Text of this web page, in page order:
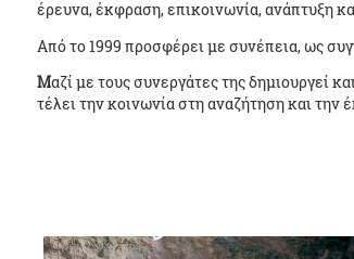
έρευνα, έκφραση, επικοινωνία, ανάπτυξη
Από το 1999 προσφέρει με συνέπεια, ως
Mαζί με τους συνεργάτες της δημιουργεί
τέλει την κοινωνία στη αναζήτηση και την